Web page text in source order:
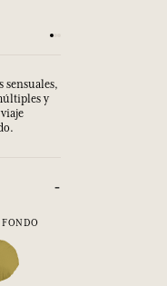
sensuales,
y
FONDO